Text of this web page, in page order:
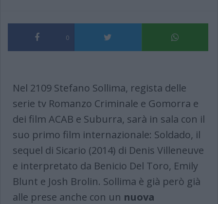
0
Nel 2109 Stefano Sollima, regista delle
serie tv Romanzo Criminale e Gomorra e
dei film ACAB e Suburra, sarà in sala con il
suo primo film internazionale: Soldado, il
sequel di Sicario (2014) di Denis Villeneuve
e interpretato da Benicio Del Toro, Emily
Blunt e Josh Brolin. Sollima è già però già
alle prese anche con un nuova